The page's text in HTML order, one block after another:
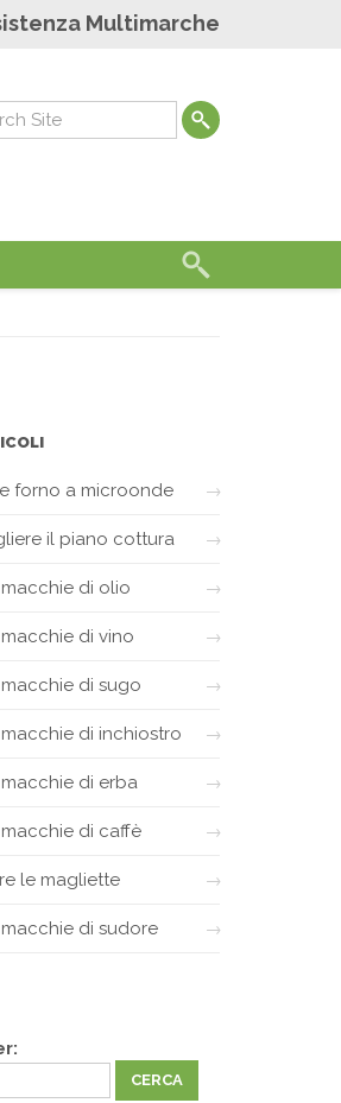
Multimarche
forno a microonde
il piano cottura
di olio
di vino
di sugo
di inchiostro
di erba
di caffè
le magliette
di sudore